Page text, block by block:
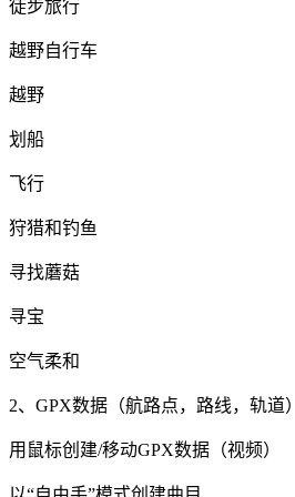
徒步旅行
越野自行车
越野
划船
飞行
狩猎和钓鱼
寻找蘑菇
寻宝
空气柔和
2、GPX数据（航路点，路线，轨道）
用鼠标创建/移动GPX数据（视频）